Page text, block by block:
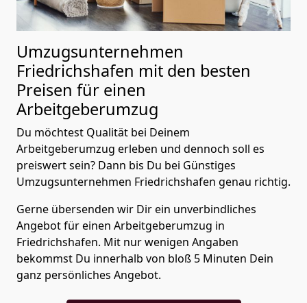
Umzugsunternehmen
Friedrichshafen mit den besten
Preisen für einen
Arbeitgeberumzug
Du möchtest Qualität bei Deinem
Arbeitgeberumzug erleben und dennoch soll es
preiswert sein? Dann bis Du bei Günstiges
Umzugsunternehmen Friedrichshafen genau richtig.
Gerne übersenden wir Dir ein unverbindliches
Angebot für einen Arbeitgeberumzug in
Friedrichshafen. Mit nur wenigen Angaben
bekommst Du innerhalb von bloß 5 Minuten Dein
ganz persönliches Angebot.